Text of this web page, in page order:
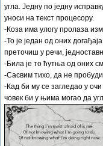
угла. Једну по једну
уноси на текст процесору.
-Коза има улогу пролаза
-То је један од оних
преточиш у речи,
-Била је то ћутња од оних
-Сасвим тихо, да не
-Кад би му се загледао у
човек би у њима могао да